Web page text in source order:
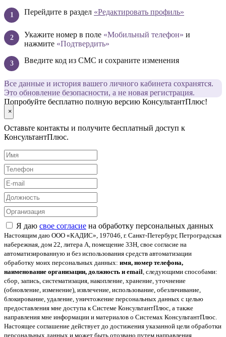
Перейдите в раздел «Редактировать профиль»
Укажите номер в поле «Мобильный телефон» и
нажмите «Подтвердить»
Введите код из СМС и сохраните изменения
Все данные и история вашего личного кабинета сохранятся.
Это обновление безопасности, а не новая регистрация.
Попробуйте бесплатно полную версию КонсультантПлюс!
×
Оставьте контакты и получите бесплатный доступ к
КонсультантПлюс.
Я даю свое согласие на обработку персональных данных
Настоящим даю ООО «КАДИС», 197046, г. Санкт-Петербург, Петроградская
набережная, дом 22, литера А, помещение 33Н, свое согласие на
автоматизированную и без использования средств автоматизации
обработку моих персональных данных: имя, номер телефона,
наименование организации, должность и email, следующими способами:
сбор, запись, систематизация, накопление, хранение, уточнение
(обновление, изменение), извлечение, использование, обезличивание,
блокирование, удаление, уничтожение персональных данных с целью
предоставления мне доступа к Системе КонсультантПлюс, а также
направления мне информации и материалов о Системах КонсультантПлюс.
Настоящее соглашение действует до достижения указанной цели обработки
персональных данных и может быть отозвано путем направления